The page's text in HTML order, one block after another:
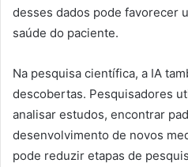
desses dados pode favorecer
saúde do paciente.
Na pesquisa científica, a IA
descobertas. Pesquisadores
analisar estudos, encontrar
desenvolvimento de novos
pode reduzir etapas de